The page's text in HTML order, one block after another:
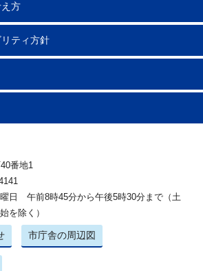
方
ティ方針
番地1
日 午前8時45分から午後5時30分まで（土
を除く）
市庁舎の周辺図